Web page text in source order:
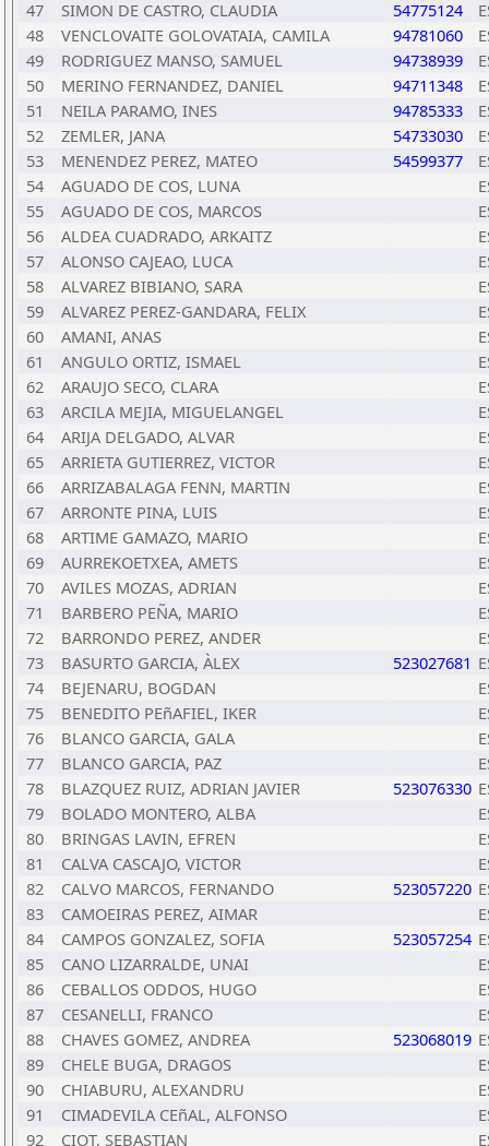
47
SIMON DE CASTRO, CLAUDIA 54775124
48
VENCLOVAITE GOLOVATAIA, CAMILA 94781060
49
RODRIGUEZ MANSO, SAMUEL 94738939
50
MERINO FERNANDEZ, DANIEL 94711348
51
NEILA PARAMO, INES 94785333
52
ZEMLER, JANA 54733030
53
MENENDEZ PEREZ, MATEO 54599377
54
AGUADO DE COS, LUNA
55
AGUADO DE COS, MARCOS
56
ALDEA CUADRADO, ARKAITZ
57
ALONSO CAJEAO, LUCA
58
ALVAREZ BIBIANO, SARA
59
ALVAREZ PEREZ-GANDARA, FELIX
60
AMANI, ANAS
61
ANGULO ORTIZ, ISMAEL
62
ARAUJO SECO, CLARA
63
ARCILA MEJIA, MIGUELANGEL
64
ARIJA DELGADO, ALVAR
65
ARRIETA GUTIERREZ, VICTOR
66
ARRIZABALAGA FENN, MARTIN
67
ARRONTE PINA, LUIS
68
ARTIME GAMAZO, MARIO
69
AURREKOETXEA, AMETS
70
AVILES MOZAS, ADRIAN
71
BARBERO PEÑA, MARIO
72
BARRONDO PEREZ, ANDER
73
BASURTO GARCIA, ÀLEX 523027681
74
BEJENARU, BOGDAN
75
BENEDITO PEñAFIEL, IKER
76
BLANCO GARCIA, GALA
77
BLANCO GARCIA, PAZ
78
BLAZQUEZ RUIZ, ADRIAN JAVIER 523076330
79
BOLADO MONTERO, ALBA
80
BRINGAS LAVIN, EFREN
81
CALVA CASCAJO, VICTOR
82
CALVO MARCOS, FERNANDO 523057220
83
CAMOEIRAS PEREZ, AIMAR
84
CAMPOS GONZALEZ, SOFIA 523057254
85
CANO LIZARRALDE, UNAI
86
CEBALLOS ODDOS, HUGO
87
CESANELLI, FRANCO
88
CHAVES GOMEZ, ANDREA 523068019
89
CHELE BUGA, DRAGOS
90
CHIABURU, ALEXANDRU
91
CIMADEVILA CEñAL, ALFONSO
92
CIOT, SEBASTIAN